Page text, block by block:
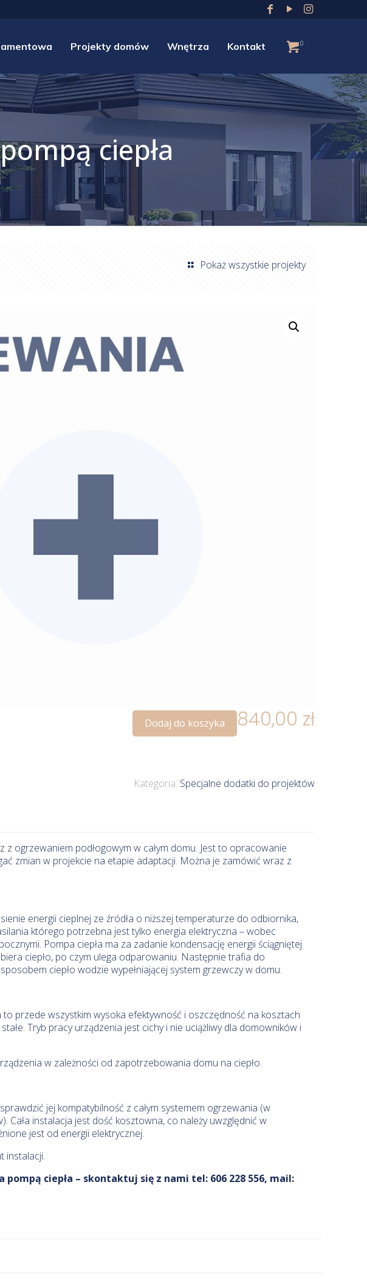
Projekty domów Wnętrza Kontakt 0
ciepła
Pokaż wszystkie projekty
840,00 zł
Dodaj do koszyka
Kategoria: Specjalne dodatki do projektów
ogrzewaniem podłogowym w całym domu. Jest to opracowanie
zmian w projekcie na etapie adaptacji. Można je zamówić wraz z
energii cieplnej ze źródła o niższej temperaturze do odbiornika,
którego potrzebna jest tylko energia elektryczna – wobec
Pompa ciepła ma za zadanie kondensację energii ściągniętej
ciepło, po czym ulega odparowaniu. Następnie trafia do
ciepło wodzie wypełniającej system grzewczy w domu.
przede wszystkim wysoka efektywność i oszczędność na kosztach
Tryb pracy urządzenia jest cichy i nie uciążliwy dla domowników i
w zależności od zapotrzebowania domu na ciepło.
jej kompatybilność z całym systemem ogrzewania (w
instalacja jest dość kosztowna, co należy uwzględnić w
jest od energii elektrycznej.
instalacji.
ciepła – skontaktuj się z nami tel: 606 228 556, mail: